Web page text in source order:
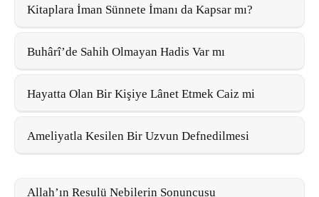
Kitaplara İman Sünnete İmanı da Kapsar mı?
Buhârî’de Sahih Olmayan Hadis Var mı
Hayatta Olan Bir Kişiye Lânet Etmek Caiz mi
Ameliyatla Kesilen Bir Uzvun Defnedilmesi
Allah’ın Resulü Nebilerin Sonuncusu